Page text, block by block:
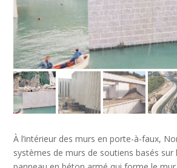
À l’intérieur des murs en porte-à-faux,
systèmes de murs de soutiens basés sur